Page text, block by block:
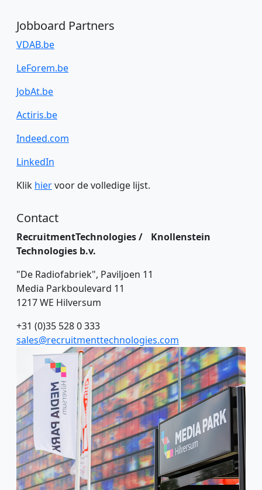
Jobboard Partners
VDAB.be
LeForem.be
JobAt.be
Actiris.be
Indeed.com
LinkedIn
Klik hiervoor de volledige lijst.
Contact
RecruitmentTechnologies / Knollenstein
Technologies b.v.
"De Radiofabriek", Paviljoen 11
Media Parkboulevard 11
1217 WE Hilversum
+31 (0)35 528 0 333
sales@recruitmenttechnologies.com